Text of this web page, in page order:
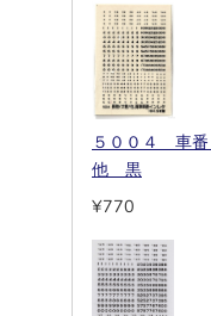
５００４ 車
他 黒
¥770